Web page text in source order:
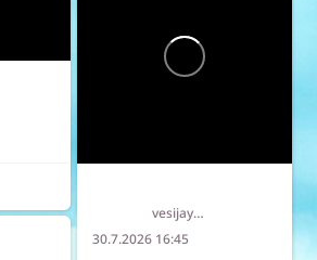
vesijaymparisto
30.7.2026 16:45